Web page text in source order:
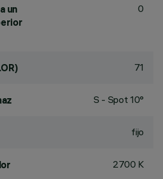
un
0
71
S - Spot 10°
fijo
2700 K